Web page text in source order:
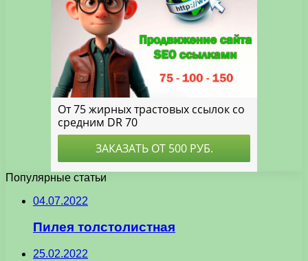
Популярные статьи
04.07.2022
Пилея толстолистная
25.02.2022